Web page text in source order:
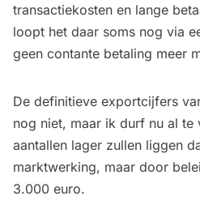
transactiekosten en lange
loopt het daar soms nog via
geen contante betaling meer
De definitieve exportcijfers
nog niet, maar ik durf nu al te
aantallen lager zullen liggen
marktwerking, maar door
3.000 euro.